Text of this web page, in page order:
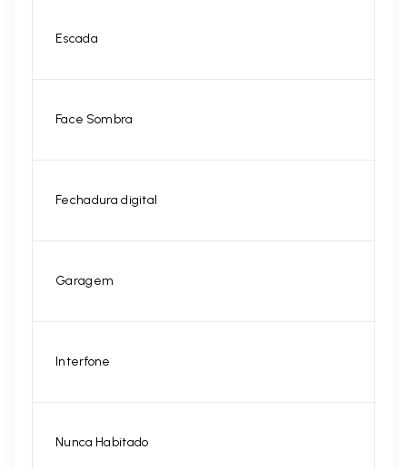
Escada
Face Sombra
Fechadura digital
Garagem
Interfone
Nunca Habitado